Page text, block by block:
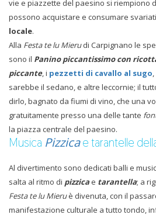
vie e piazzette del paesino si riempiono
possono acquistare e consumare
locale.
Alla Festa te lu Mierudi Carpignano le
sono il Panino piccantissimo con
piccante, i pezzetti di cavallo al sugo
sarebbe il sedano, e altre leccornie; il
dirlo, bagnato da fiumi di vino, che una
gratuitamente presso una delle tante
la piazza centrale del paesino.
Musica Pizzicae tarantelle
Al divertimento sono dedicati balli e
salta al ritmo di pizzica e tarantella; a
Festa te lu Mieruè divenuta, con il
manifestazione culturale a tutto tondo,